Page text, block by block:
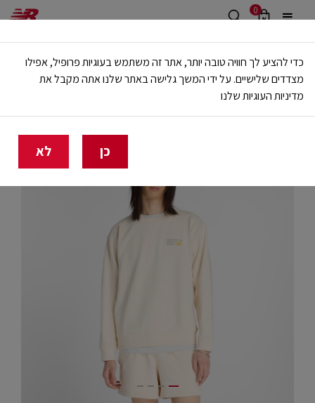
0
משלוח חינם מעל 499 ש"ח
🔥 20% הנחה על כל הביגוד באתר ובחנויות - לזמן מוגבל
בית גברים בגדים קפוצ'ונים וסווטשירטים
כדי להציע לך חוויה טובה יותר, אתר זה משתמש בעוגיות פרופיל, אפילו
מצדדים שלישיים. על ידי המשך גלישה באתר שלנו אתה מקבל את
מדיניות העוגיות שלנו
כן לא